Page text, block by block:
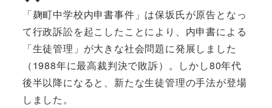
「麹町中学校内申書事件」は保坂氏が原告となっ
て行政訴訟を起こしたことにより、内申書による
「生徒管理」が大きな社会問題に発展しました
（1988年に最高裁判決で敗訴）。しかし80年代
後半以降になると、新たな生徒管理の手法が登場
しました。